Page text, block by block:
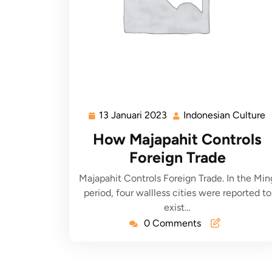
13 Januari 2023 Indonesian Culture
How Majapahit Controls
Foreign Trade
Majapahit Controls Foreign Trade. In the
period, four wallless cities were reported to
exist…
0 Comments